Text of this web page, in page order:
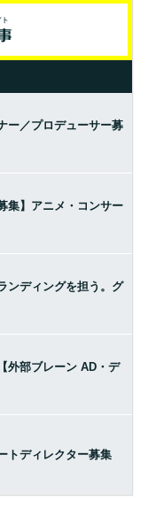
ー／プロデューサー募
集】アニメ・コンサー
ンディングを担う。グ
外部ブレーン AD・デ
トディレクター募集